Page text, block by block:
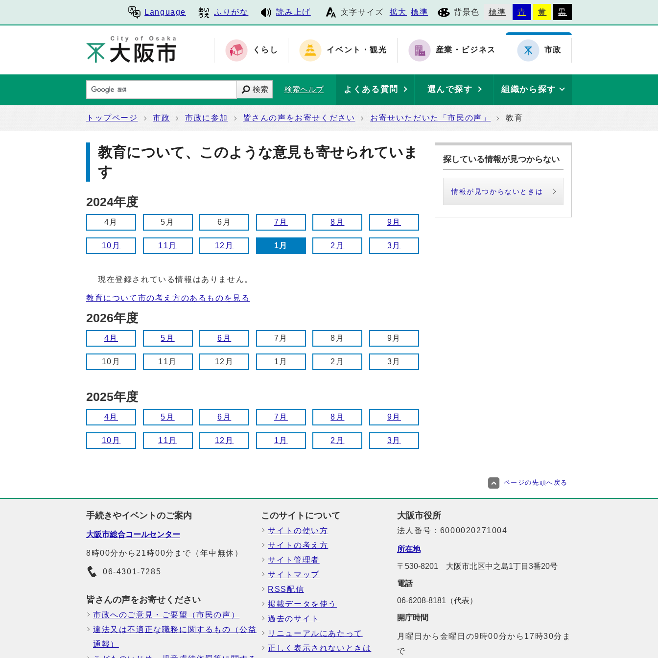
Language ふりがな 読み上げ 文字サイズ 拡大 標準 背景色 標準 青 黄 黒
くらし イベント・観光 産業・ビジネス 市政
検索 検索ヘルプ よくある質問 選んで探す 組織から探す
トップページ 市政 市政に参加 皆さんの声をお寄せください お寄せいただいた「市民の声」 教育
教育について、このような意見も寄せられていま
す
2024年度
4月 5月 6月 7月 8月 9月
10月 11月 12月 1月 2月 3月
現在登録されている情報はありません。
教育について市の考え方のあるものを見る
2026年度
4月 5月 6月 7月 8月 9月
10月 11月 12月 1月 2月 3月
2025年度
4月 5月 6月 7月 8月 9月
10月 11月 12月 1月 2月 3月
探している情報が見つからない
情報が見つからないときは
ページの先頭へ戻る
手続きやイベントのご案内
大阪市総合コールセンター
8時00分から21時00分まで（年中無休）
06-4301-7285
皆さんの声をお寄せください
市政へのご意見・ご要望（市民の声）
違法又は不適正な職務に関するもの（公益
通報）
このサイトについて
サイトの使い方
サイトの考え方
サイト管理者
サイトマップ
RSS配信
掲載データを使う
過去のサイト
リニューアルにあたって
正しく表示されないときは
大阪市役所
法人番号：6000020271004
所在地
〒530-8201 大阪市北区中之島1丁目3番20号
電話
06-6208-8181（代表）
開庁時間
月曜日から金曜日の9時00分から17時30分ま
で